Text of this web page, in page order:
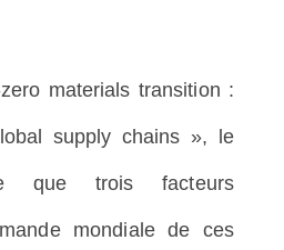
materials transition :
supply chains », le
que trois facteurs
mondiale de ces